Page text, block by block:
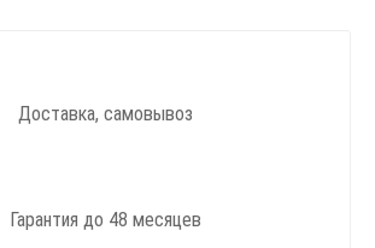
Доставка, самовывоз
Гарантия до 48 месяцев